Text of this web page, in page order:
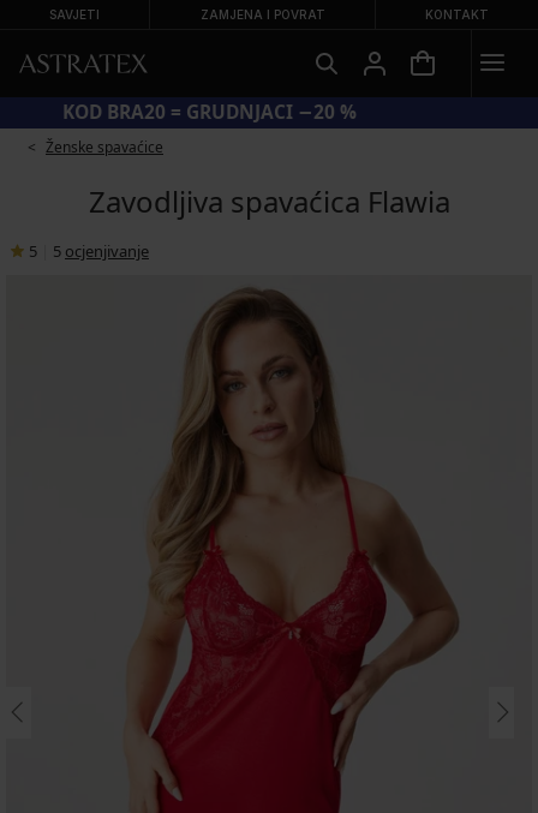
SAVJETI ZAMJENA I POVRAT KONTAKT
KOD BRA20 = GRUDNJACI −20 %
Ženske spavaćice
Zavodljiva spavaćica Flawia
5 5 ocjenjivanje